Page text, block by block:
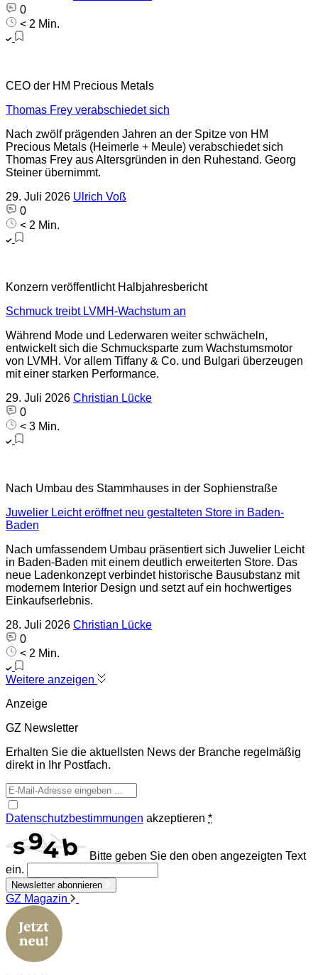
0
< 2 Min.
CEO der HM Precious Metals
Thomas Frey verabschiedet sich
Nach zwölf prägenden Jahren an der Spitze von HM
Precious Metals (Heimerle + Meule) verabschiedet sich
Thomas Frey aus Altersgründen in den Ruhestand. Georg
Steiner übernimmt.
29. Juli 2026 Ulrich Voß
0
< 2 Min.
Konzern veröffentlicht Halbjahresbericht
Schmuck treibt LVMH-Wachstum an
Während Mode und Lederwaren weiter schwächeln,
entwickelt sich die Schmucksparte zum Wachstumsmotor
von LVMH. Vor allem Tiffany & Co. und Bulgari überzeugen
mit einer starken Performance.
29. Juli 2026 Christian Lücke
0
< 3 Min.
Nach Umbau des Stammhauses in der Sophienstraße
Juwelier Leicht eröffnet neu gestalteten Store in Baden-
Baden
Nach umfassendem Umbau präsentiert sich Juwelier Leicht
in Baden-Baden mit einem deutlich erweiterten Store. Das
neue Ladenkonzept verbindet historische Bausubstanz mit
modernem Interior Design und setzt auf ein hochwertiges
Einkaufserlebnis.
28. Juli 2026 Christian Lücke
0
< 2 Min.
Weitere anzeigen
Anzeige
GZ Newsletter
Erhalten Sie die aktuellsten News der Branche regelmäßig
direkt in Ihr Postfach.
Datenschutzbestimmungen akzeptieren *
Bitte geben Sie den oben angezeigten Text
ein.
Newsletter abonnieren
GZ Magazin